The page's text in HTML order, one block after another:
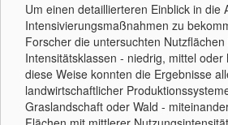
Um einen detaillierteren Einblick in die
Intensivierungsmaßnahmen zu
Forscher die untersuchten
Intensitätsklassen - niedrig, mittel
diese Weise konnten die Ergebnisse
landwirtschaftlicher
Graslandschaft oder Wald -